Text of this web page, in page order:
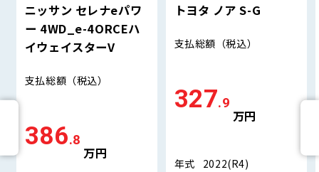
ニッサン セレナeパワ
ー 4WD_e-4ORCEハ
イウェイスターV
支払総額 （税込）
386.8
万円
トヨタ ノア S-G
支払総額 （税込）
327.9
万円
年式 2022(R4)